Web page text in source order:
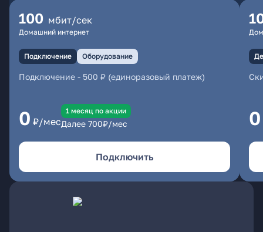
100 мбит/сек
Домашний интернет
Подключение Оборудование
Подключение - 500 ₽ (единоразовый платеж)
0 ₽/мес
1 месяц по акции
Далее 700₽/мес
Подключить
0